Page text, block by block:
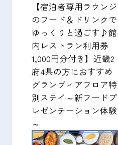
【宿泊者専用ラウンジ
のフード＆ドリンクで
ゆっくりと過ごす♪館
内レストラン利用券
1,000円分付き】近畿2
府4県の方におすすめ
グランヴィアフロア特
別ステイ～新フードプ
レゼンテーション体験
～